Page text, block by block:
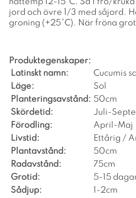
jord och övre 1/3 med såjord.
groning (+25°C). När fröna
Produktegenskaper:
Latinskt namn:
Cucumis
Läge:
Sol
Planteringsavstånd: 50cm
Skördetid:
Juli-
Förodling:
April-Maj
Livstid:
Ettårig /
Plantavstånd:
50cm
Radavstånd:
75cm
Grotid:
5-15
Sådjup:
1-2cm